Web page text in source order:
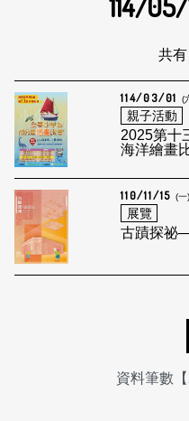
共
114/03/01 (
親子活動
2025第十
海洋繪畫
110/11/15 (一)
展覽
古蹟探祕
資料筆數